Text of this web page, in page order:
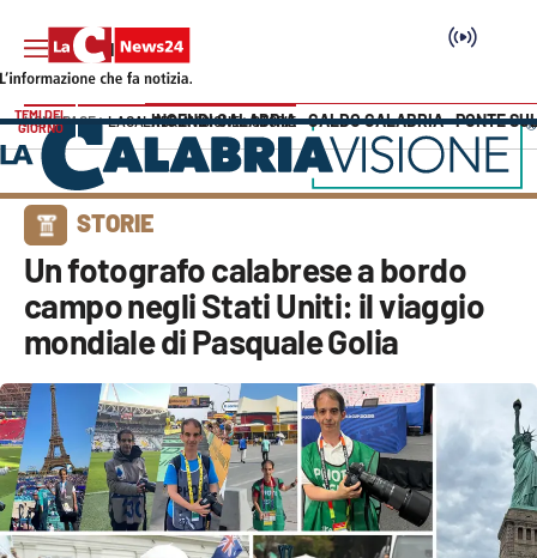
SEZIONI
Cronaca
Politica
Economia e lavoro
Italia Mondo
Vai
TEMI DEL
GIORNO
INCENDI CALABRIA CALDO CALABRIA PONTE
HOME PAGE LACALABRIAVISIONE STORIE
STORIE
Un fotografo calabrese a bordo
campo negli Stati Uniti: il viaggio
mondiale di Pasquale Golia